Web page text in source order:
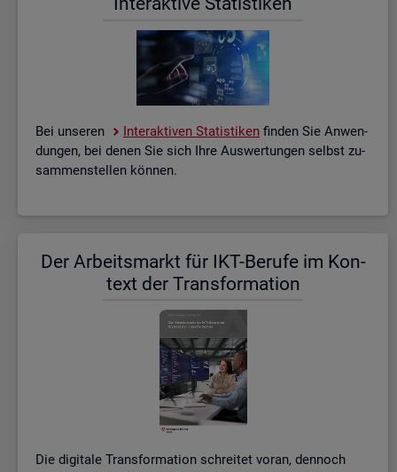
Bei un­se­ren In­ter­ak­ti­ven Sta­tis­ti­ken fin­den Sie An­wen­
dun­gen, bei denen Sie sich Ihre Aus­wer­tun­gen selbst zu­
sam­men­stel­len kön­nen.
Der Ar­beits­markt für IKT-Be­ru­fe im Kon­
text der Trans­for­ma­ti­on
Die di­gi­ta­le Trans­for­ma­ti­on schrei­tet voran, den­noch